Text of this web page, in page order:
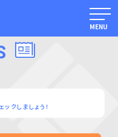
MENU
クしましょう！